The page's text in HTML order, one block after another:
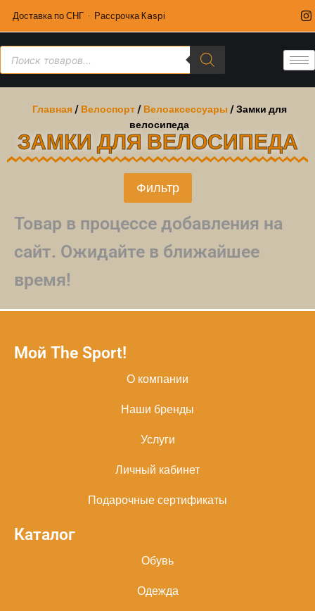
Доставка по СНГ · Рассрочка Kaspi
Главная/ Велоспорт/ Велоаксессуары / Замки для
велосипеда
ЗАМКИ ДЛЯ ВЕЛОСИПЕДА
Фильтр
Товар в процессе добавления на
сайт. Ожидайте в ближайшее
время!
Мой The Sport!
О компании
Наши бренды
Услуги
Личный кабинет
Подарочные сертификаты
Каталог
Обувь
Одежда